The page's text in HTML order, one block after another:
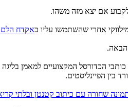
אם יצא מזה משהו.
אחרי שהשתמשו עליו באקדח הלם
הבאה.
כותבי הכדורסל המקצועיים למאמן
שחורה עם כיתוב קטנטן ובלתי